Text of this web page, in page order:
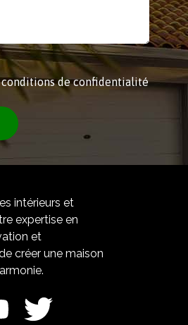
conditions de confidentialité
intérieurs et
expertise en
et
créer une maison